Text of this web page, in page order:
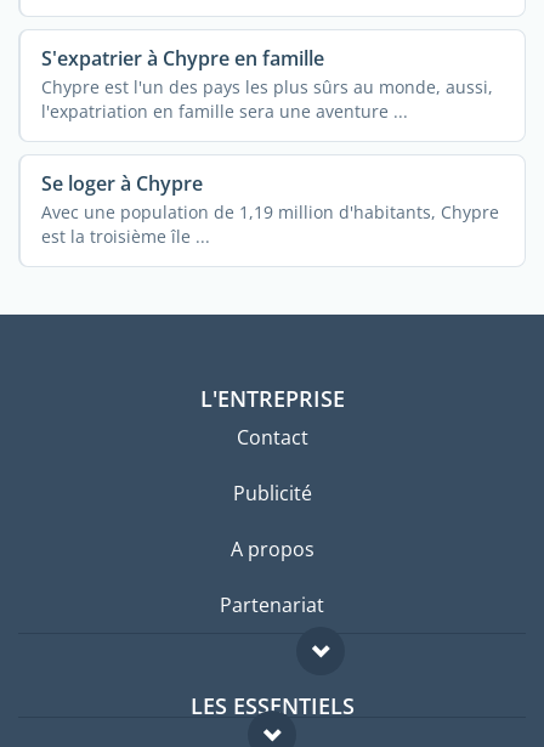
S'expatrier à Chypre en famille
Chypre est l'un des pays les plus sûrs au monde, aussi,
l'expatriation en famille sera une aventure ...
Se loger à Chypre
Avec une population de 1,19 million d'habitants, Chypre
est la troisième île ...
L'ENTREPRISE
Contact
Publicité
A propos
Partenariat
LES ESSENTIELS